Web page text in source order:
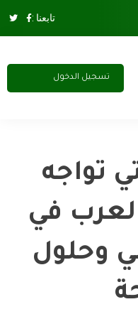
تابعنا :
تسجيل الدخول
تواجه
في
وحلول